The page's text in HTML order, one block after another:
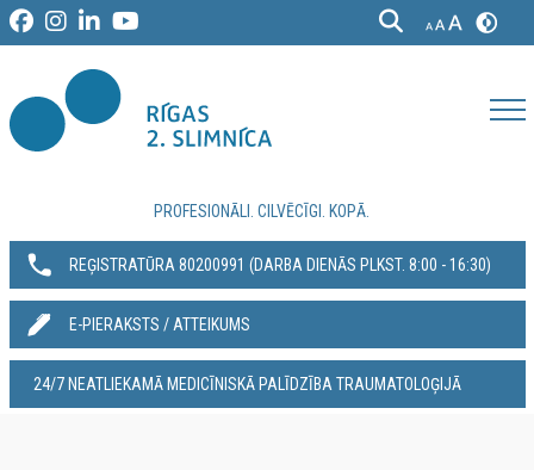
PROFESIONĀLI. CILVĒCĪGI. KOPĀ.
REĢISTRATŪRA 80200991‬ (DARBA DIENĀS PLKST. 8:00 - 16:30)
E-PIERAKSTS / ATTEIKUMS
24/7 NEATLIEKAMĀ MEDICĪNISKĀ PALĪDZĪBA TRAUMATOLOĢIJĀ